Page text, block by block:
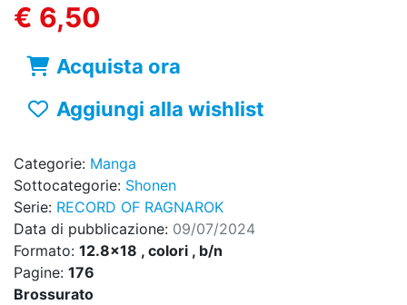
€ 6,50
Acquista ora
Aggiungi alla wishlist
Categorie: Manga
Sottocategorie: Shonen
Serie: RECORD OF RAGNAROK
Data di pubblicazione: 09/07/2024
Formato: 12.8x18 , colori , b/n
Pagine: 176
Brossurato